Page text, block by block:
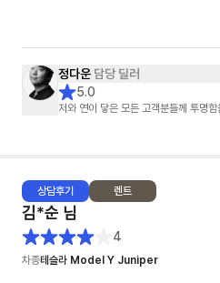
무엇보다 제 조건에 딱 맞는 차량을 찾
바로 성심성의구나’라는 생각을 했습니
에 쏙 드는 차량을 계약할 수 있었죠.
다만, 계약 이후에는 연락이 조금 뜸해진
정다운 담당 딜러
5.0
저와 연이 닿은 모든 고객분들께 투명
상담후기 렌트
김*순 님
4
차종테슬라 Model Y Juniper